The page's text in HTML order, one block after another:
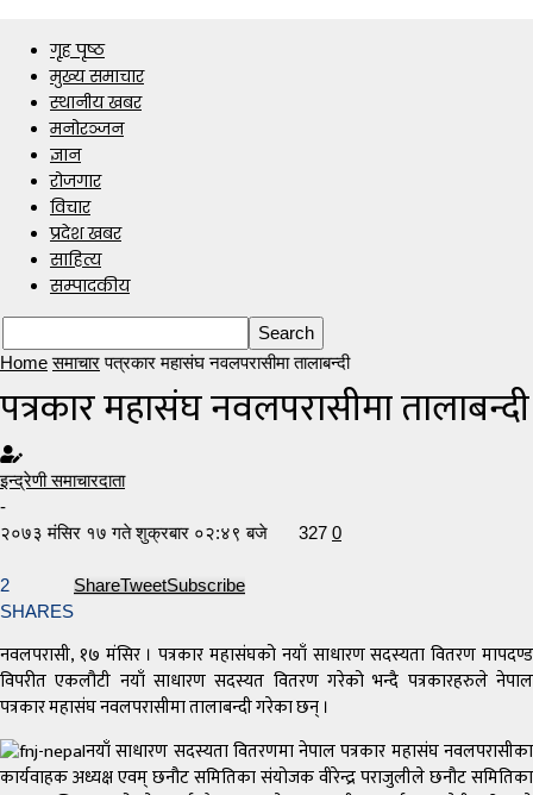
गृह पृष्ठ
मुख्य समाचार
स्थानीय खबर
मनोरञ्जन
ज्ञान
रोजगार
विचार
प्रदेश खबर
साहित्य
सम्पादकीय
Home समाचार पत्रकार महासंघ नवलपरासीमा तालाबन्दी
पत्रकार महासंघ नवलपरासीमा तालाबन्दी
इन्द्रेणी समाचारदाता
-
२०७३ मंसिर १७ गते शुक्रबार ०२:४९ बजे
327 0
2
SHARES
ShareTweetSubscribe
नवलपरासी, १७ मंसिर । पत्रकार महासंघको नयाँ साधारण सदस्यता वितरण मापदण्ड
विपरीत एकलौटी नयाँ साधारण सदस्यत वितरण गरेको भन्दै पत्रकारहरुले नेपाल
पत्रकार महासंघ नवलपरासीमा तालाबन्दी गरेका छन् ।
नयाँ साधारण सदस्यता वितरणमा नेपाल पत्रकार महासंघ नवलपरासीका
कार्यवाहक अध्यक्ष एवम् छनौट समितिका संयोजक वीरेन्द्र पराजुलीले छनौट समितिका